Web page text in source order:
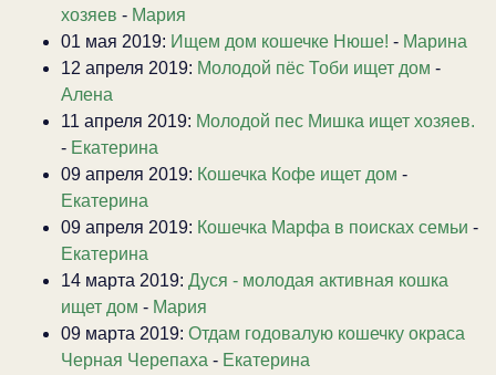
хозяев - Мария
01 мая 2019: Ищем дом кошечке Нюше! - Марина
12 апреля 2019: Молодой пёс Тоби ищет дом -
Алена
11 апреля 2019: Молодой пес Мишка ищет хозяев.
- Екатерина
09 апреля 2019: Кошечка Кофе ищет дом -
Екатерина
09 апреля 2019: Кошечка Марфа в поисках семьи -
Екатерина
14 марта 2019: Дуся - молодая активная кошка
ищет дом - Мария
09 марта 2019: Отдам годовалую кошечку окраса
Черная Черепаха - Екатерина